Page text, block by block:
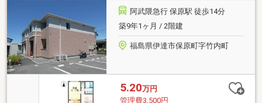
阿武隈急行 保原駅 徒歩14分
築9年1ヶ月 / 2階建
福島県伊達市保原町字竹内町
5.20万円
管理費3,500円